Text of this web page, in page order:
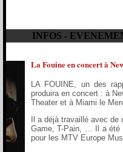
INFOS -
La Fouine en concert à
LA FOUINE, un des
produira en concert : à
Theater et à Miami le
Il a déjà travaillé avec
Game, T-Pain, … Il a été
pour les MTV Europe